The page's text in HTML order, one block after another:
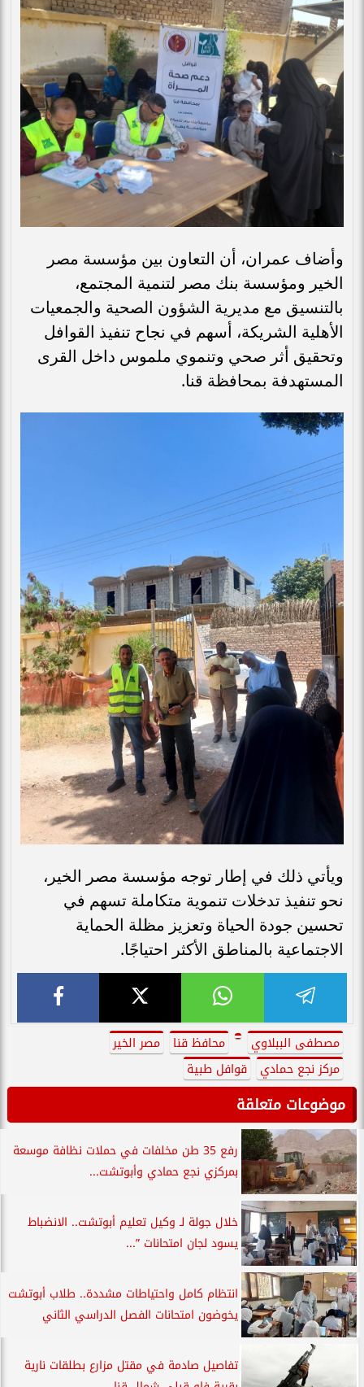
وأضاف عمران، أن التعاون بين مؤسسة مصر
الخير ومؤسسة بنك مصر لتنمية المجتمع،
بالتنسيق مع مديرية الشؤون الصحية والجمعيات
الأهلية الشريكة، أسهم في نجاح تنفيذ القوافل
وتحقيق أثر صحي وتنموي ملموس داخل القرى
المستهدفة بمحافظة قنا.
ويأتي ذلك في إطار توجه مؤسسة مصر الخير،
نحو تنفيذ تدخلات تنموية متكاملة تسهم في
تحسين جودة الحياة وتعزيز مظلة الحماية
الاجتماعية بالمناطق الأكثر احتياجًا.
مصطفى الببلاوي محافظ قنا
مصر الخير
مركز نجع حمادي
قوافل طبية
موضوعات متعلقة
رفع 35 طن مخلفات في حملات نظافة موسعة
بمركزي نجع حمادي وأبوتشت...
خلال جولة لـ وكيل تعليم أبوتشت.. الانضباط
يسود لجان امتحانات ”...
انتظام كامل واحتياطات مشددة.. طلاب أبوتشت
يخوضون امتحانات الفصل الدراسي الثاني
تفاصيل صادمة في مقتل مزارع بطلقات نارية